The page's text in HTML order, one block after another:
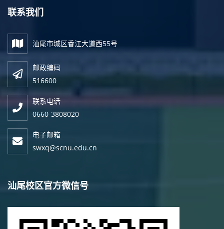
联系我们
汕尾市城区香江大道西55号
邮政编码
516600
联系电话
0660-3808020
电子邮箱
swxq@scnu.edu.cn
汕尾校区官方微信号